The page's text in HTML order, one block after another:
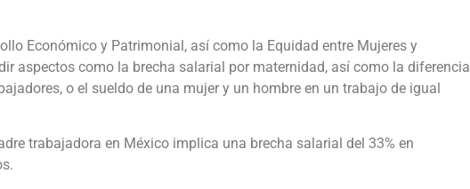
Económico y Patrimonial, así como la Equidad entre Mujeres y
aspectos como la brecha salarial por maternidad, así como la diferencia
o el sueldo de una mujer y un hombre en un trabajo de igual
trabajadora en México implica una brecha salarial del 33% en